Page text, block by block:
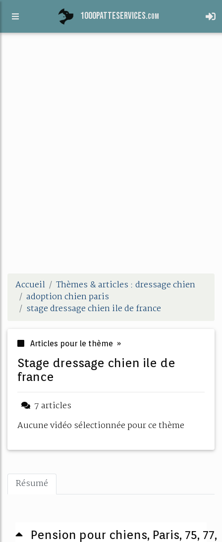
1000patteservices.com
Accueil
Thèmes & articles : dressage chien
adoption chien paris
stage dressage chien ile de france
Articles pour le thème »
stage dressage chien ile de
france
7 articles
Aucune vidéo sélectionnée pour ce thème
Résumé
Pension pour chiens, Paris, 75, 77,